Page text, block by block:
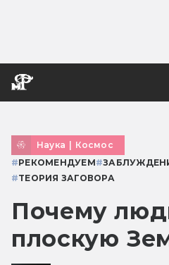
Наука | Космос
#РЕКОМЕНДУЕМ#
#ТЕОРИЯ ЗАГОВОРА
Почему
плоскую